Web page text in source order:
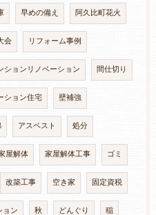
早めの備え 阿久比町花火
会 リフォーム事例
ションリノベーション 間仕切り
ション住宅 壁補強
アスベスト 処分
屋解体 家屋解体工事 ゴミ
改築工事 空き家 固定資税
ョン 秋 どんぐり 稲